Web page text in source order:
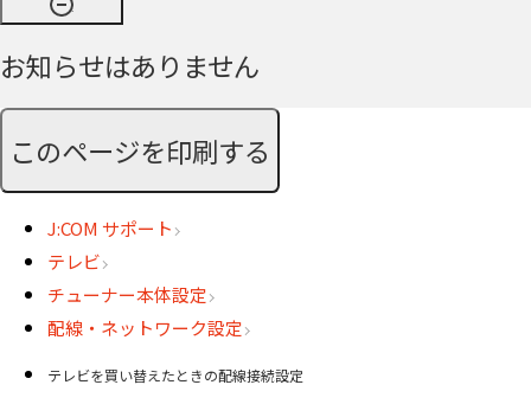
お知らせはありません
このページを印刷する
J:COM サポート
テレビ
チューナー本体設定
配線・ネットワーク設定
テレビを買い替えたときの配線接続設定